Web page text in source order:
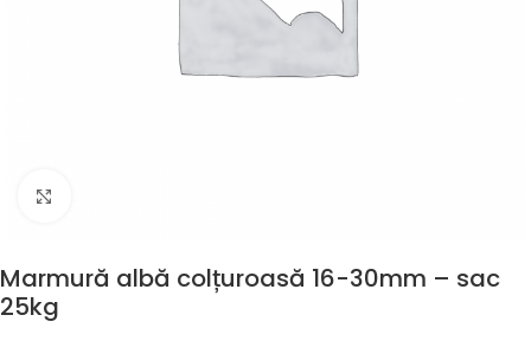
Marmură albă colțuroasă 16-30mm – sac
25kg